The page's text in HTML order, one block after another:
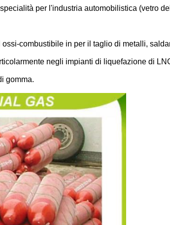
per l'industria automobilistica (vetro
combustibile in per il taglio di metalli,
negli impianti di liquefazione di
gomma.